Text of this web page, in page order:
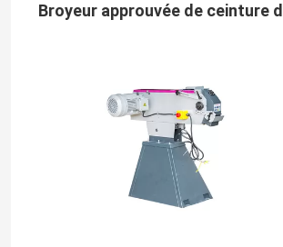
Broyeur approuvée de ceinture